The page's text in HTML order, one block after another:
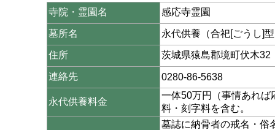
寺院・霊園名 感応寺霊園
墓所名 永代供養（合祀[ごうし]
住所 茨城県猿島郡境町伏木32
連絡先 0280-86-5638
永代供養料金
一体50万円（事情あれば
料・刻字料を含む。
墓誌に納骨者の戒名・俗